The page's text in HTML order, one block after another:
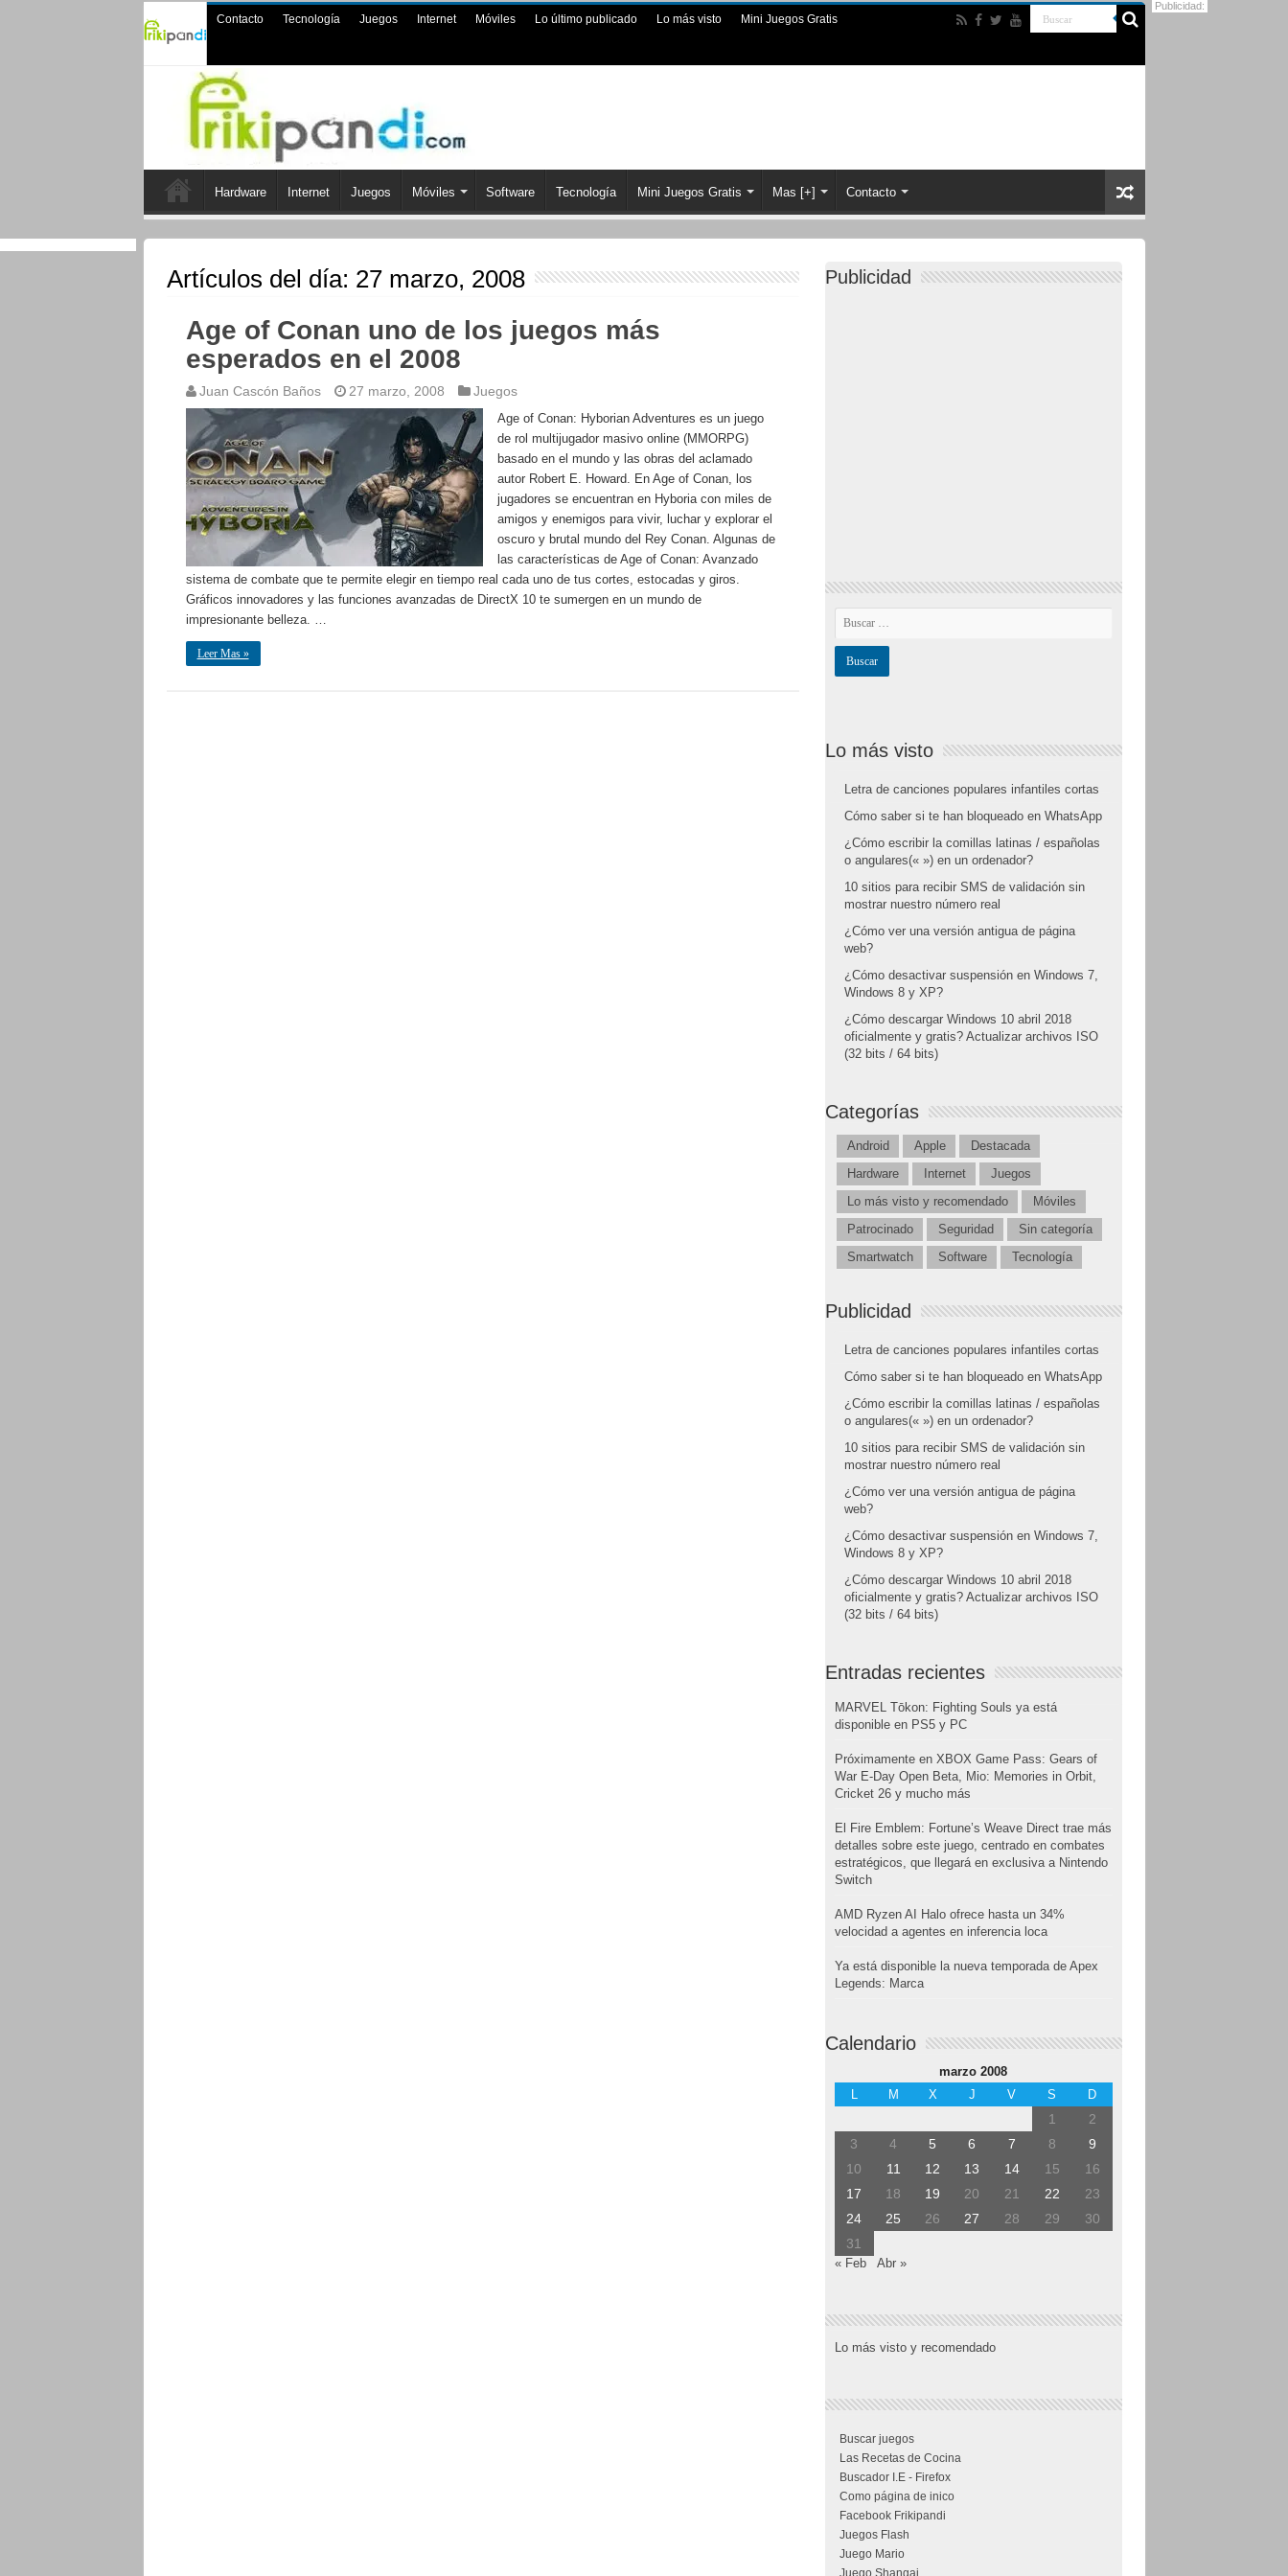
Contacto Tecnología Juegos Internet Móviles Lo último publicado Lo más visto Mini Juegos Gratis
Hardware Internet Juegos Móviles Software Tecnología Mini Juegos Gratis Mas [+] Contacto
Artículos del día: 27 marzo, 2008
Age of Conan uno de los juegos más
esperados en el 2008
Juan Cascón Baños 27 marzo, 2008 Juegos
Age of Conan: Hyborian Adventures es un juego
de rol multijugador masivo online (MMORPG)
basado en el mundo y las obras del aclamado
autor Robert E. Howard. En Age of Conan, los
jugadores se encuentran en Hyboria con miles de
amigos y enemigos para vivir, luchar y explorar el
oscuro y brutal mundo del Rey Conan. Algunas de
las características de Age of Conan: Avanzado
sistema de combate que te permite elegir en tiempo real cada uno de tus cortes, estocadas y giros.
Gráficos innovadores y las funciones avanzadas de DirectX 10 te sumergen en un mundo de
impresionante belleza. …
Leer Mas »
Publicidad
Lo más visto
Letra de canciones populares infantiles cortas
Cómo saber si te han bloqueado en WhatsApp
¿Cómo escribir la comillas latinas / españolas
o angulares(« ») en un ordenador?
10 sitios para recibir SMS de validación sin
mostrar nuestro número real
¿Cómo ver una versión antigua de página
web?
¿Cómo desactivar suspensión en Windows 7,
Windows 8 y XP?
¿Cómo descargar Windows 10 abril 2018
oficialmente y gratis? Actualizar archivos ISO
(32 bits / 64 bits)
Categorías
Android Apple
Destacada
Hardware
Internet
Juegos
Lo más visto y recomendado
Móviles
Patrocinado
Seguridad
Sin categoría
Smartwatch
Software Tecnología
Publicidad
Letra de canciones populares infantiles cortas
Cómo saber si te han bloqueado en WhatsApp
¿Cómo escribir la comillas latinas / españolas
o angulares(« ») en un ordenador?
10 sitios para recibir SMS de validación sin
mostrar nuestro número real
¿Cómo ver una versión antigua de página
web?
¿Cómo desactivar suspensión en Windows 7,
Windows 8 y XP?
¿Cómo descargar Windows 10 abril 2018
oficialmente y gratis? Actualizar archivos ISO
(32 bits / 64 bits)
Entradas recientes
MARVEL Tōkon: Fighting Souls ya está
disponible en PS5 y PC
Próximamente en XBOX Game Pass: Gears of
War E-Day Open Beta, Mio: Memories in Orbit,
Cricket 26 y mucho más
El Fire Emblem: Fortune’s Weave Direct trae más
detalles sobre este juego, centrado en combates
estratégicos, que llegará en exclusiva a Nintendo
Switch
AMD Ryzen AI Halo ofrece hasta un 34%
velocidad a agentes en inferencia loca
Ya está disponible la nueva temporada de Apex
Legends: Marca
Calendario
marzo 2008
L
M X J V S D
1
2
3
4 5 6 7 8
9
10
11 12 13 14 15
16
17
18 19 20 21 22
23
24
25 26 27 28 29
30
31
« Feb Abr »
Lo más visto y recomendado
Buscar juegos
Las Recetas de Cocina
Buscador I.E - Firefox
Como página de inico
Facebook Frikipandi
Juegos Flash
Juego Mario
Juego Shangai
Publicidad: